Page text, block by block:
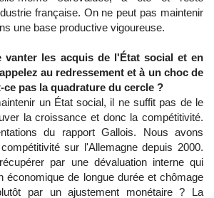
française. On ne peut pas maintenir
une base productive vigoureuse.
vanter les acquis de l'État social et en
au redressement et à un choc de
pas la quadrature du cercle ?
un État social, il ne suffit pas de le
la croissance et donc la compétitivité.
du rapport Gallois. Nous avons
sur l'Allemagne depuis 2000.
par une dévaluation interne qui
économique de longue durée et chômage
par un ajustement monétaire ? La